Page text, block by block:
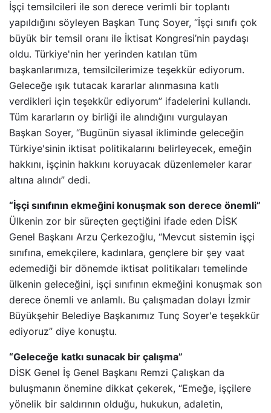
İşçi temsilcileri ile son derece verimli bir toplantı
yapıldığını söyleyen Başkan Tunç Soyer, “İşçi sınıfı çok
büyük bir temsil oranı ile İktisat Kongresi’nin paydaşı
oldu. Türkiye'nin her yerinden katılan tüm
başkanlarımıza, temsilcilerimize teşekkür ediyorum.
Geleceğe ışık tutacak kararlar alınmasına katlı
verdikleri için teşekkür ediyorum” ifadelerini kullandı.
Tüm kararların oy birliği ile alındığını vurgulayan
Başkan Soyer, “Bugünün siyasal ikliminde geleceğin
Türkiye'sinin iktisat politikalarını belirleyecek, emeğin
hakkını, işçinin hakkını koruyacak düzenlemeler karar
altına alındı” dedi.
“İşçi sınıfının ekmeğini konuşmak son derece önemli”
Ülkenin zor bir süreçten geçtiğini ifade eden DİSK
Genel Başkanı Arzu Çerkezoğlu, “Mevcut sistemin işçi
sınıfına, emekçilere, kadınlara, gençlere bir şey vaat
edemediği bir dönemde iktisat politikaları temelinde
ülkenin geleceğini, işçi sınıfının ekmeğini konuşmak son
derece önemli ve anlamlı. Bu çalışmadan dolayı İzmir
Büyükşehir Belediye Başkanımız Tunç Soyer'e teşekkür
ediyoruz” diye konuştu.
“Geleceğe katkı sunacak bir çalışma”
DİSK Genel İş Genel Başkanı Remzi Çalışkan da
buluşmanın önemine dikkat çekerek, “Emeğe, işçilere
yönelik bir saldırının olduğu, hukukun, adaletin,